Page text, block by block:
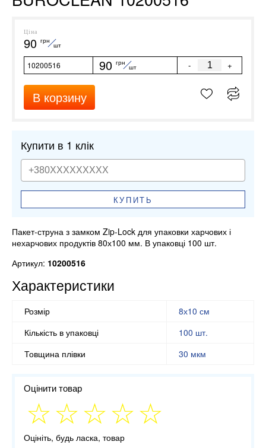
Ціна
90 грн
шт
10200516 90 грн
шт - +
В корзину
Купити в 1 клік
КУПИТЬ
Пакет-струна з замком Zip-Lock для упаковки харчових і
нехарчових продуктів 80х100 мм. В упаковці 100 шт.
Артикул: 10200516
Характеристики
Розмір
8х10 см
Кількість в упаковці
100 шт.
Товщина плівки
30 мкм
Оцінити товар
Оцініть, будь ласка, товар